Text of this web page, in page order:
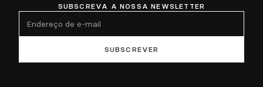
SUBSCREVA A NOSSA NEWSLETTER